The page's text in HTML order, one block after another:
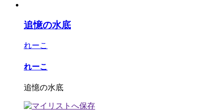
追憶の水底
れーこ
れーこ
追憶の水底